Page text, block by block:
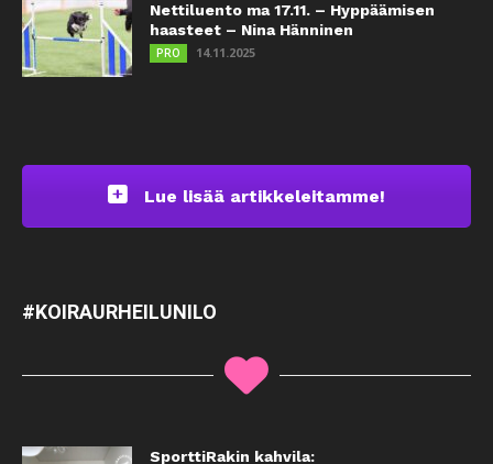
Nettiluento ma 17.11. – Hyppäämisen
haasteet – Nina Hänninen
PRO 14.11.2025
Lue lisää artikkeleitamme!
#KOIRAURHEILUNILO
SporttiRakin kahvila: